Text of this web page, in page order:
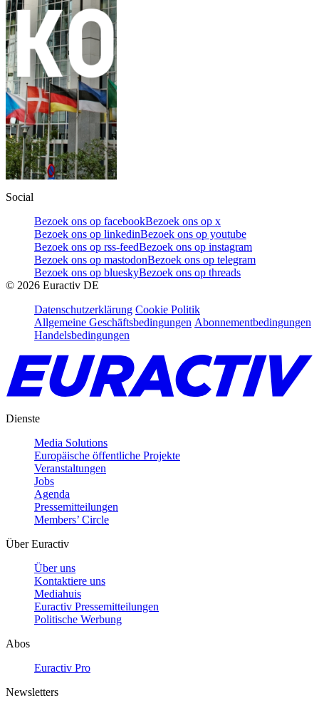
Social
Bezoek ons op facebookBezoek ons op x
Bezoek ons op linkedinBezoek ons op youtube
Bezoek ons op rss-feedBezoek ons op instagram
Bezoek ons op mastodonBezoek ons op telegram
Bezoek ons op blueskyBezoek ons op threads
© 2026 Euractiv DE
Datenschutzerklärung Cookie Politik
Allgemeine Geschäftsbedingungen Abonnementbedingungen
Handelsbedingungen
Dienste
Media Solutions
Europäische öffentliche Projekte
Veranstaltungen
Jobs
Agenda
Pressemitteilungen
Members’ Circle
Über Euractiv
Über uns
Kontaktiere uns
Mediahuis
Euractiv Pressemitteilungen
Politische Werbung
Abos
Euractiv Pro
Newsletters